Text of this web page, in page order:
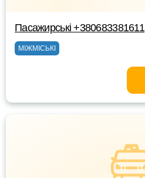
Пасажирські +380683381611
МІЖМІСЬКІ